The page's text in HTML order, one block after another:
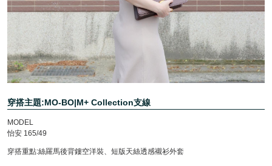
穿搭主題:MO-BO|M+ Collection支線
MODEL
怡安 165/49
穿搭重點:絲羅馬後背鏤空洋裝、短版天絲透感襯衫外套